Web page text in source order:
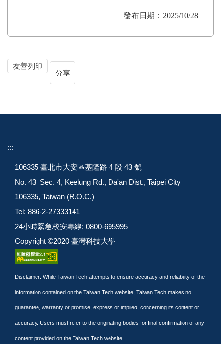
發布日期：2025/10/28
友善列印
分享
:::
106335 臺北市大安區基隆路 4 段 43 號
No. 43, Sec. 4, Keelung Rd., Da'an Dist., Taipei City
106335, Taiwan (R.O.C.)
Tel: 886-2-27333141
24小時緊急校安專線: 0800-695995
Copyright ©2020 臺灣科技大學
Disclaimer: While Taiwan Tech attempts to ensure accuracy and reliability of the
information contained on the Taiwan Tech website, Taiwan Tech makes no
guarantee, warranty or promise, express or implied, concerning its content or
accuracy. Users must refer to the originating bodies for final confirmation of any
content provided on the Taiwan Tech website.